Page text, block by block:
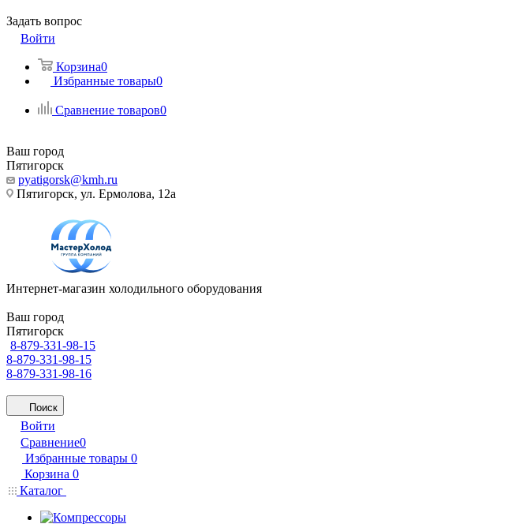
Задать вопрос
Войти
Корзина0
Избранные товары0
Сравнение товаров0
Ваш город
Пятигорск
pyatigorsk@kmh.ru
Пятигорск, ул. Ермолова, 12а
Интернет-магазин холодильного оборудования
Ваш город
Пятигорск
8-879-331-98-15
8-879-331-98-15
8-879-331-98-16
Поиск
Войти
Сравнение0
Избранные товары 0
Корзина 0
Каталог